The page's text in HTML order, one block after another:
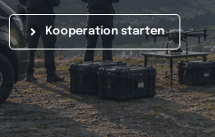
Kooperation starten